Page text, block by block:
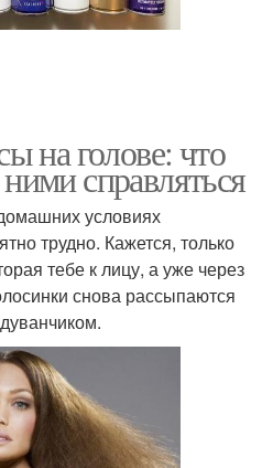
на голове: что
справляться
условиях
трудно. Кажется, только
тебе к лицу, а уже через
снова рассыпаются